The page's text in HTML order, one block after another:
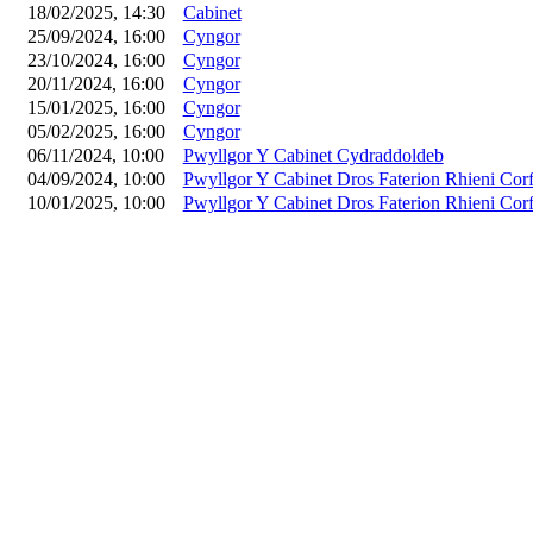
18/02/2025, 14:30 Cabinet
25/09/2024, 16:00 Cyngor
23/10/2024, 16:00 Cyngor
20/11/2024, 16:00 Cyngor
15/01/2025, 16:00 Cyngor
05/02/2025, 16:00 Cyngor
06/11/2024, 10:00 Pwyllgor Y Cabinet Cydraddoldeb
04/09/2024, 10:00
Pwyllgor Y Cabinet Dros Faterion Rhieni
10/01/2025, 10:00
Pwyllgor Y Cabinet Dros Faterion Rhieni